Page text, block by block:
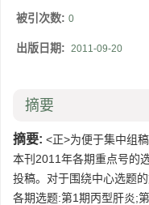
被引次数: 0
出版日期: 2011-09-20
摘要
摘要: <正>为便于集中组
本刊2011年各期重点号的
投稿。对于围绕中心选题
各期选题:第1期丙型肝炎;